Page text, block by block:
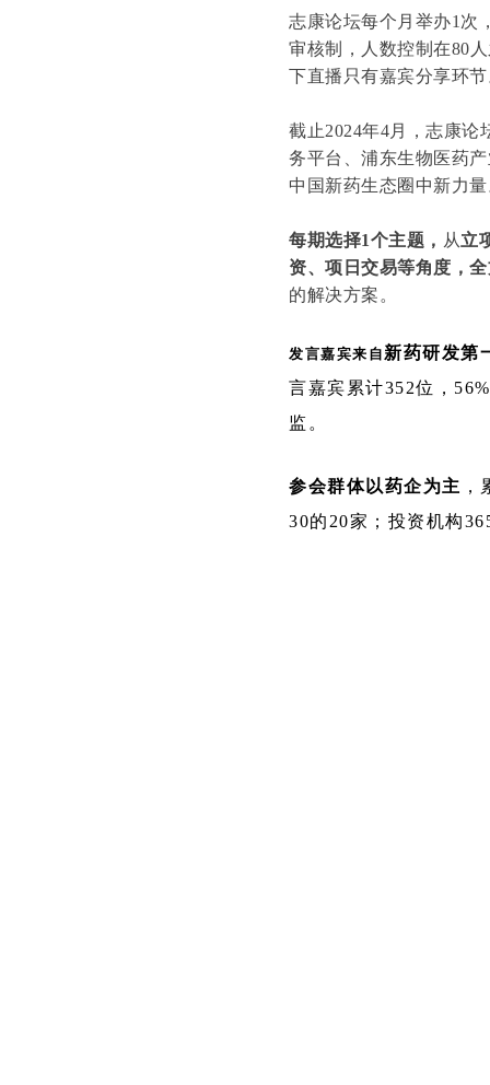
志康论坛每个月举办1次
审核制，人数控制在80
下直播只有嘉宾分享环
截止2024年4月，志康论
务平台、浦东生物医药
中国新药生态圈中新力
每期选择1个主题， 从立
资、项日交易等角度，
的解决方案。
发言嘉宾来自 新药研发第
言嘉宾累计352位，
监。
参会群体以药企为主
30的20家；投资机构